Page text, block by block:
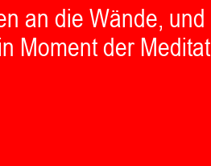
an die Wände,
Moment der